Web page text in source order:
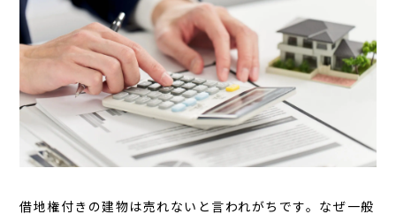
借地権付きの建物は売れないと言われがちです。なぜ一般